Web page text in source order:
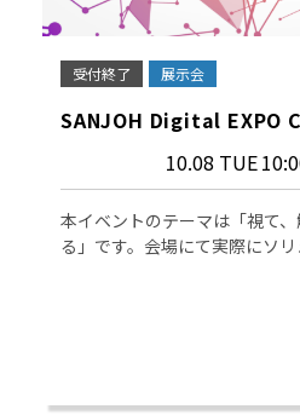
受付終了 展示会
SANJOH Digital EXPO
10.08 TUE
本イベントのテーマは「視て
る」です。会場にて実際にソ